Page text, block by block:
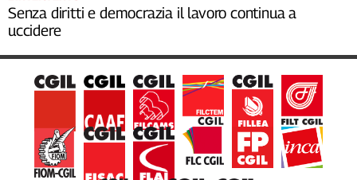
Senza diritti e democrazia il lavoro continua a
uccidere